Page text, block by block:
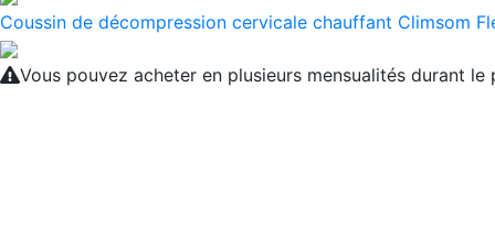
Coussin de décompression cervicale chauffant Climsom
Vous pouvez acheter en plusieurs mensualités durant le